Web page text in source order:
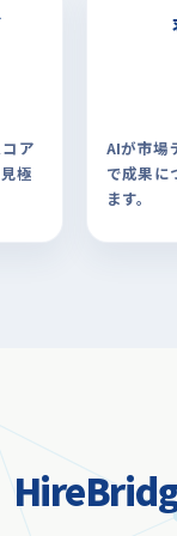
ア
極
AIが市場
で成果に
ます。